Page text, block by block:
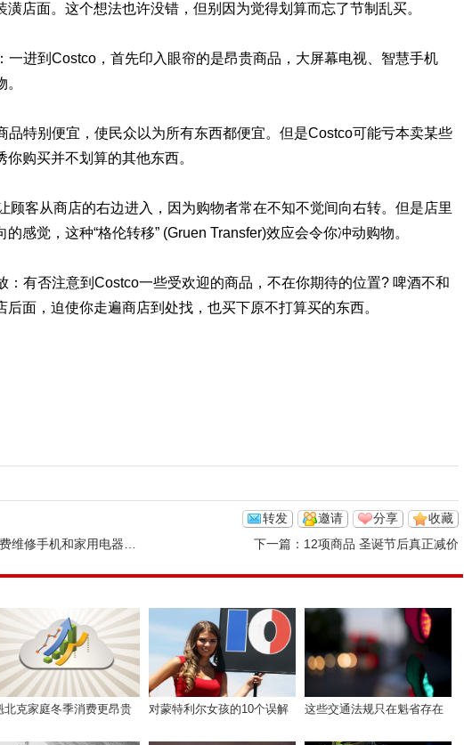
店面。这个想法也许没错，但别因为觉得划算而忘了节制乱买。
一进到Costco，首先印入眼帘的是昂贵商品，大屏幕电视、智慧手机
品特别便宜，使民众以为所有东西都便宜。但是Costco可能亏本卖某些
购买并不划算的其他东西。
顾客从商店的右边进入，因为购物者常在不知不觉间向右转。但是店里
感觉，这种“格伦转移” (Gruen Transfer)效应会令你冲动购物。
：有否注意到Costco一些受欢迎的商品，不在你期待的位置? 啤酒不和
面，迫使你走遍商店到处找，也买下原不打算买的东西。
收藏
分享
邀请
转发
修手机和家用电器服务 下一篇： 12项商品 圣诞节后真正减价
北克家庭冬季消费更昂贵 对蒙特利尔女孩的10个误解 这些交通法规只在魁省存在